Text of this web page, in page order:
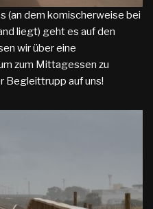
(an dem komischerweise bei
liegt) geht es auf den
wir über eine
zum Mittagessen zu
Begleittrupp auf uns!